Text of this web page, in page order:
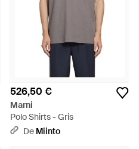
526,50 €
Marni
Polo Shirts - Gris
De Miinto